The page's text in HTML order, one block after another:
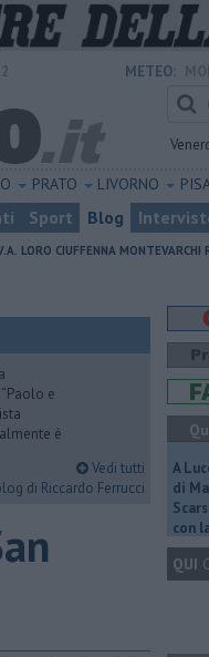
METEO:
PRATO LIVORNO
Sport Blog
LORO CIUFFENNA MONTEVARCHI
e
è
Vedi tutti
di Riccardo Ferrucci
A
di
con
QUI